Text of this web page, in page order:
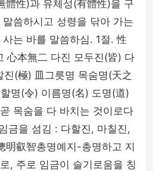
體性)과 유체성(有體性)을 구
씀하시고 성령을 닦아 가는
는 바를 말씀하심. 1절. 性
心本無二 다진 모두진(皆) 다
(極) 皿그릇명 목숨명(天之
명(令) 이름명(名) 도명(道)
목숨을 다 바치는 것이로다
금을 섬김 : 다할진, 마칠진,
叡智총명예지-총명하고 지
, 주로 임금이 슬기로움을 칭